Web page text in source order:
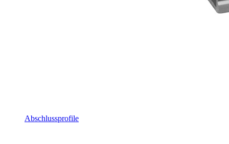
Abschlussprofile